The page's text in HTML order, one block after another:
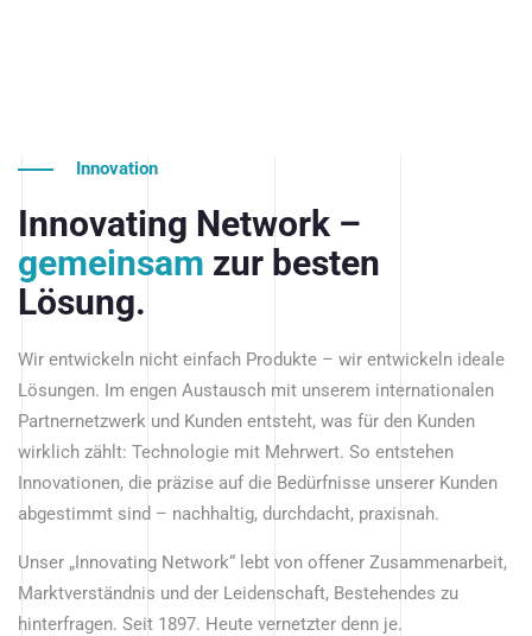
Innovation
Innovating Network –
gemeinsam zur besten
Lösung.
Wir entwickeln nicht einfach Produkte – wir entwickeln ideale
Lösungen. Im engen Austausch mit unserem internationalen
Partnernetzwerk und Kunden entsteht, was für den Kunden
wirklich zählt: Technologie mit Mehrwert. So entstehen
Innovationen, die präzise auf die Bedürfnisse unserer Kunden
abgestimmt sind – nachhaltig, durchdacht, praxisnah.
Unser „Innovating Network“ lebt von offener Zusammenarbeit,
Marktverständnis und der Leidenschaft, Bestehendes zu
hinterfragen. Seit 1897. Heute vernetzter denn je.